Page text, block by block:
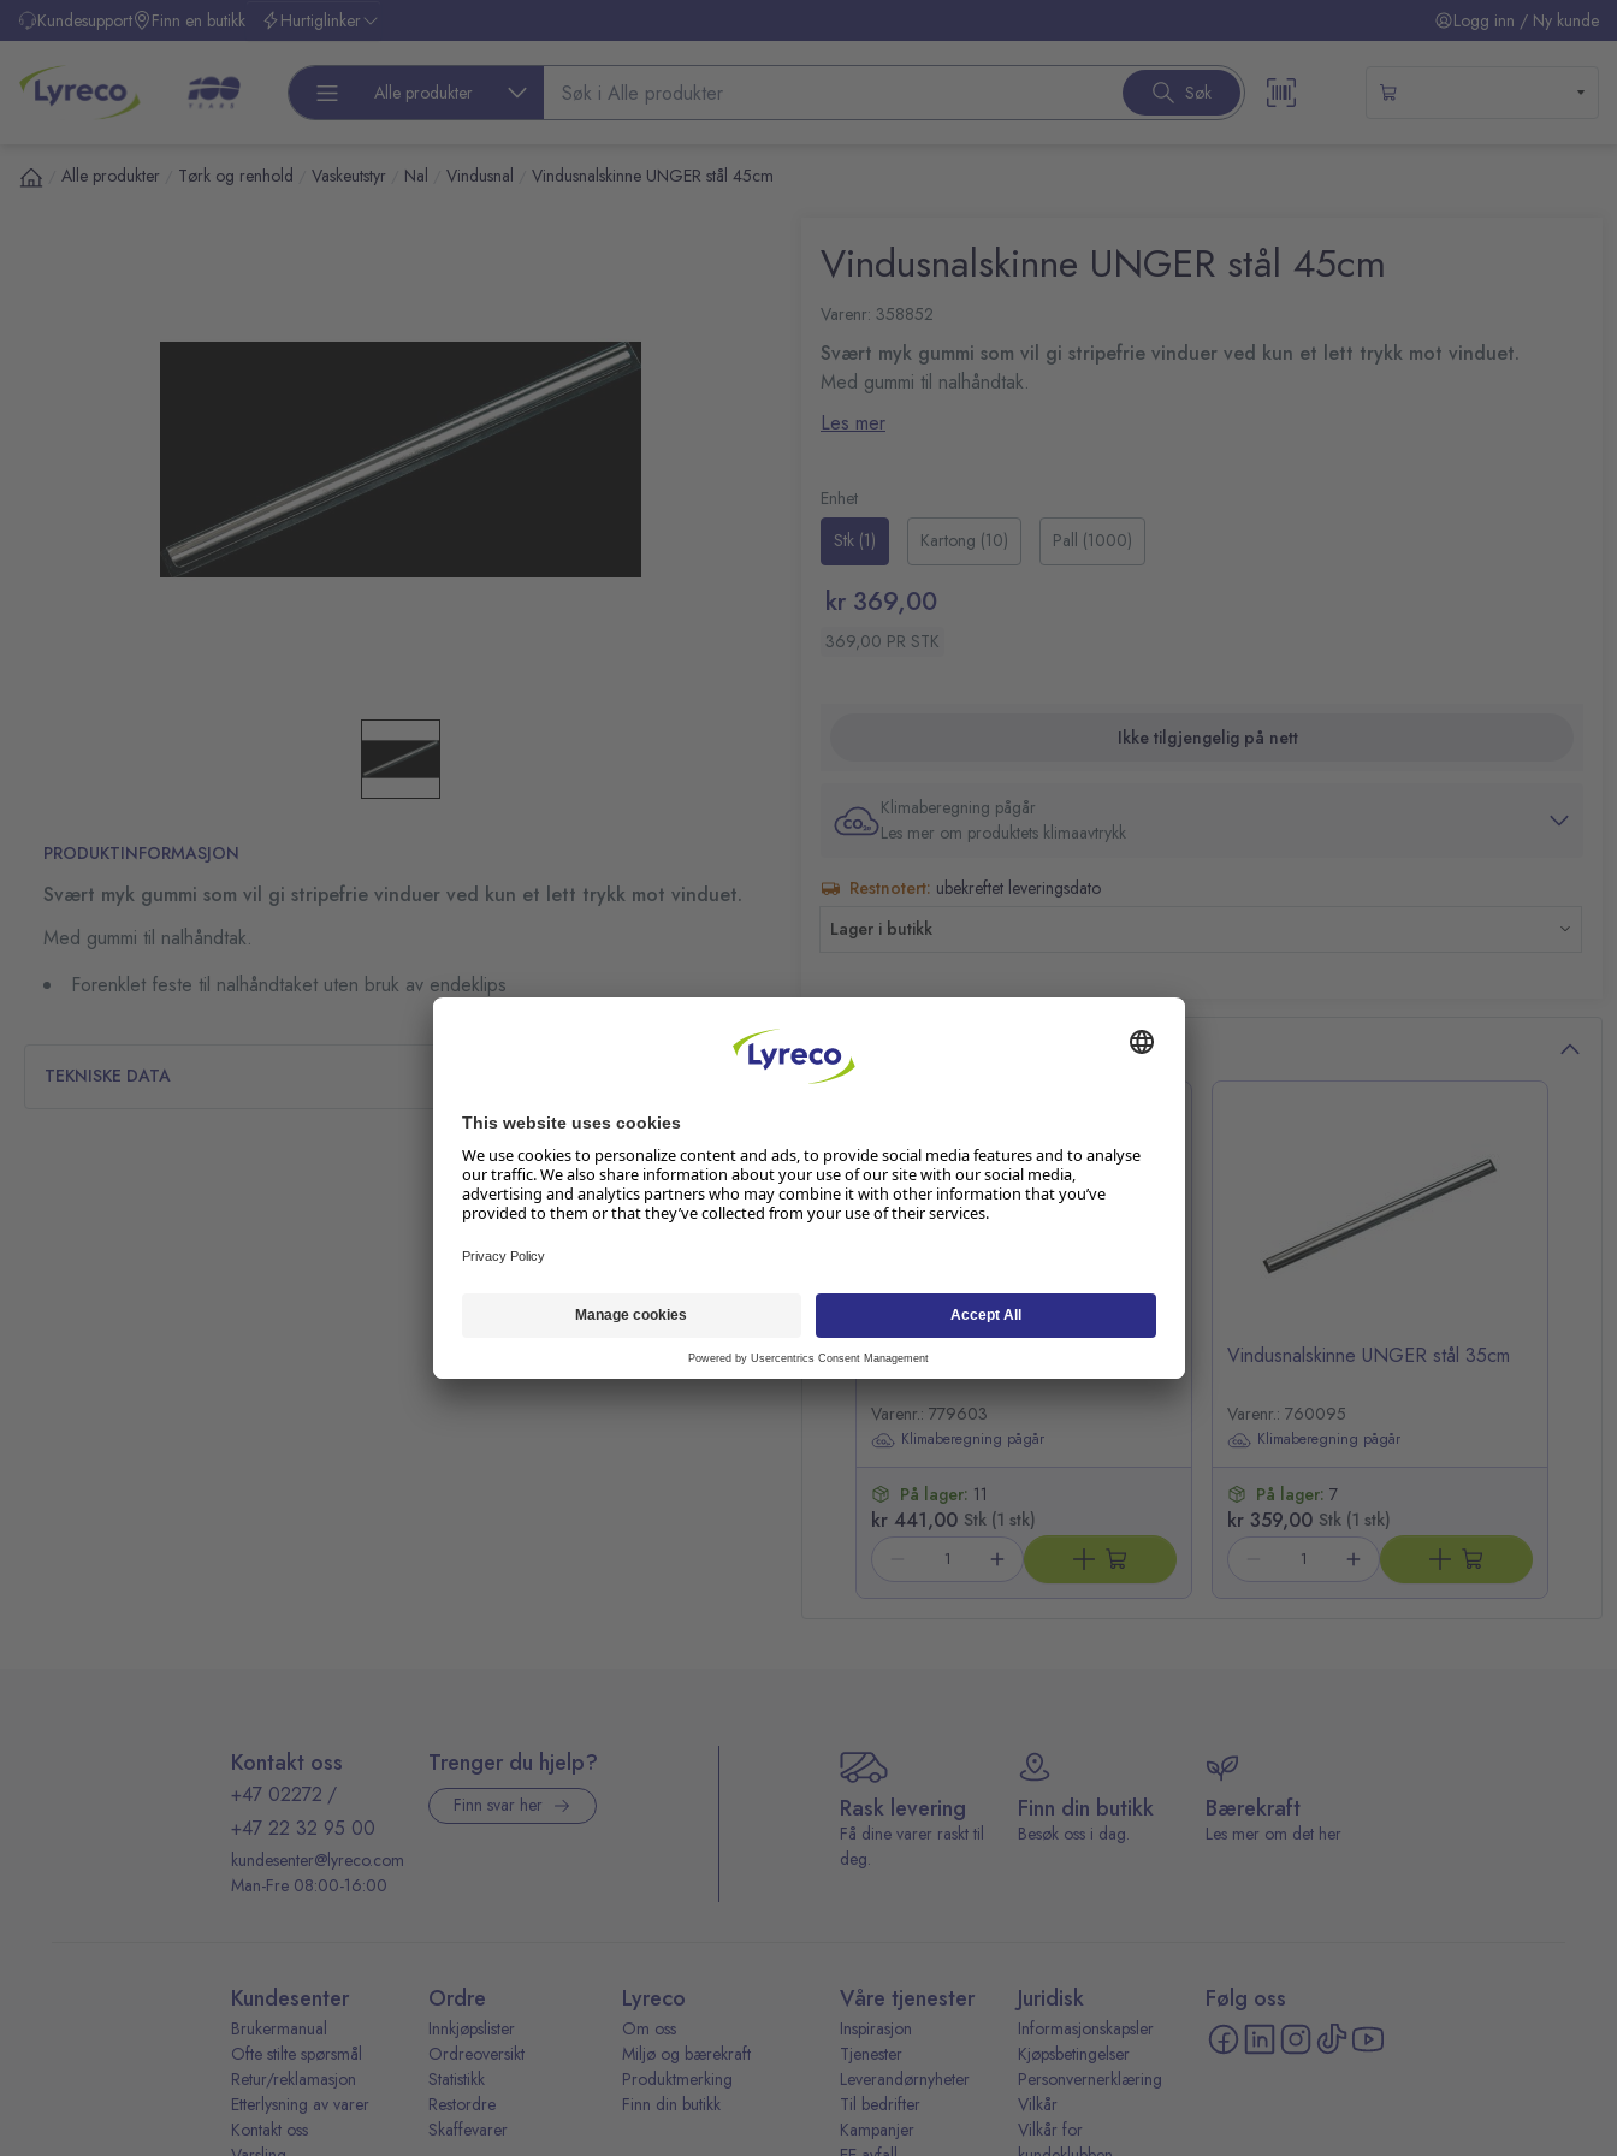
hovedinnhold
Kundesupport Finn en butikk Hurtiglinker Logg inn / Ny kunde
Alle produkter Søk etter produkter Søk
Alle produkter Tørk og renhold Vaskeutstyr Nal Vindusnal Vindusnalskinne UNGER stål 45cm
PRODUKTINFORMASJON
Svært myk gummi som vil gi stripefrie vinduer ved kun et lett trykk mot vinduet.
Med gummi til nalhåndtak.
Forenklet feste til nalhåndtaket uten bruk av endeklips
TEKNISKE DATA
Vindusnalskinne UNGER stål 45cm
Varenr: 358852
Svært myk gummi som vil gi stripefrie vinduer ved kun et lett trykk mot vinduet.
Med gummi til nalhåndtak.
Les mer
Enhet
Stk (1)
Kartong (10) Pall (1000)
kr 369,00
369,00 PR STK
Ikke tilgjengelig på nett
Klimaberegning pågår
Les mer om produktets klimaavtrykk
Restnotert: ubekreftet leveringsdato
Lager i butikk
RELATERTE PRODUKTER
Nalhåndtak UNGER
Varenr.: 779603
Klimaberegning pågår
På lager: 11
kr 441,00 Stk (1 stk)
Vindusnalskinne UNGER stål 35cm
Varenr.: 760095
Klimaberegning pågår
På lager: 7
kr 359,00 Stk (1 stk)
Kontakt oss
+47 02272 /
+47 22 32 95 00
kundesenter@lyreco.com
Man-Fre 08:00-16:00
Trenger du hjelp?
Finn svar her Rask levering
Få dine varer raskt til
deg.
Finn din butikk
Besøk oss i dag.
Bærekraft
Les mer om det her
Kundesenter
Brukermanual
Ofte stilte spørsmål
Retur/reklamasjon
Etterlysning av varer
Kontakt oss
Ordre
Innkjøpslister
Ordreoversikt
Statistikk
Restordre
Skaffevarer
Lyreco
Om oss
Miljø og bærekraft
Produktmerking
Finn din butikk
Våre tjenester
Inspirasjon
Tjenester
Leverandørnyheter
Til bedrifter
Kampanjer
Juridisk
Informasjonskapsler
Kjøpsbetingelser
Personvernerklæring
Vilkår
Vilkår for
Følg oss